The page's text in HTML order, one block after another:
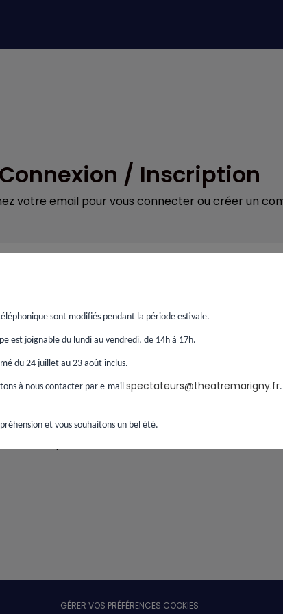
Connexion / Inscription
votre email pour vous connecter ou créer un
Continuer
Si vous avez passé une commande sans créer de
GÉRER VOS PRÉFÉRENCES COOKIES
sont modifiés pendant la période estivale.
est joignable du lundi au vendredi, de 14h à 17h.
du 24 juillet au 23 août inclus.
à nous contacter par e-mail spectateurs@theatremarigny.fr
et vous souhaitons un bel été.